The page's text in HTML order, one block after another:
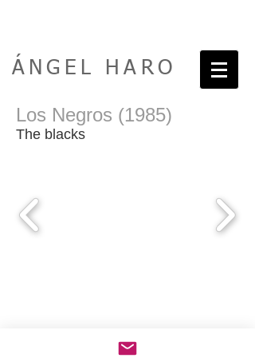
ÁNGEL HARO
Los Negros (1985)
The blacks